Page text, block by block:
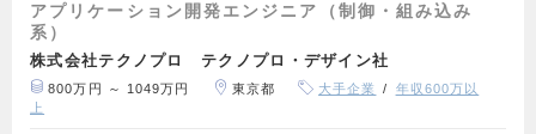
アプリケーション開発エンジニア（制御・組み込み
系）
株式会社テクノプロ テクノプロ・デザイン社
800万円 ～ 1049万円 東京都 大手企業
年収600万以
上